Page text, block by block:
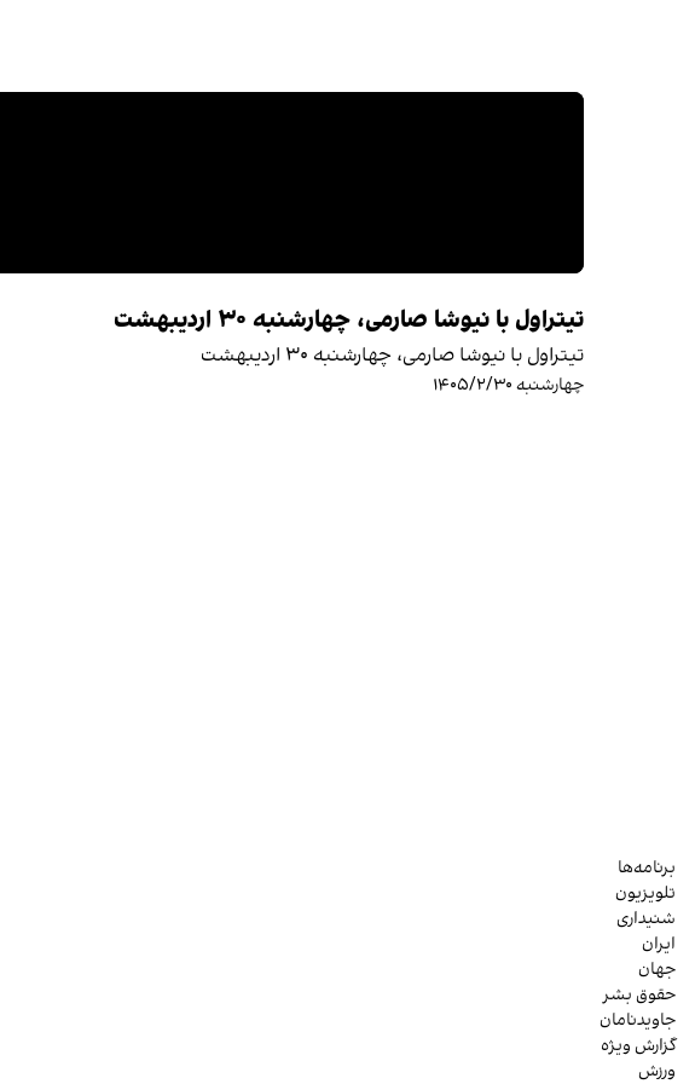
تیتراول با نیوشا صارمی، چهارشنبه ۳۰ اردیبهشت
تیتراول با نیوشا صارمی، چهارشنبه ۳۰ اردیبهشت
چهارشنبه ۱۴۰۵/۲/۳۰
برنامه‌ها
تلویزیون
شنیداری
ایران
جهان
حقوق بشر
جاویدنامان
گزارش ویژه
ورزش